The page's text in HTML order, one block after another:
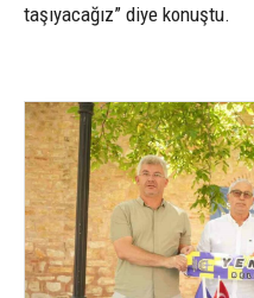
taşıyacağız” diye konuştu.